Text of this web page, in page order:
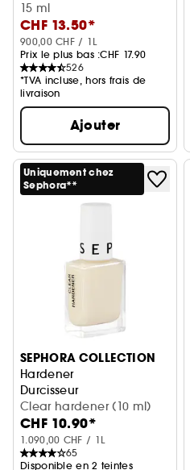
15 ml
CHF 13.50*
900,00 CHF / 1L
Prix le plus bas :CHF 17.90
526
*TVA incluse, hors frais de
livraison
Ajouter
Uniquement chez
Sephora**
SEPHORA COLLECTION
Hardener
Durcisseur
Clear hardener (10 ml)
CHF 10.90*
1.090,00 CHF / 1L
65
Disponible en 2 teintes